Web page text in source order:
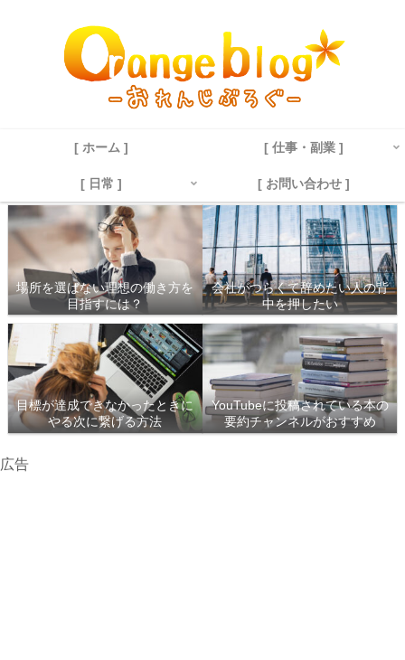
[ ホーム ] [ 仕事・副業 ]
[ 日常 ] [ お問い合わせ ]
場所を選ばない理想の働き方を
目指すには？
会社がつらくて辞めたい人の背
中を押したい
目標が達成できなかったときに
やる次に繋げる方法
YouTubeに投稿されている本の
要約チャンネルがおすすめ
広告